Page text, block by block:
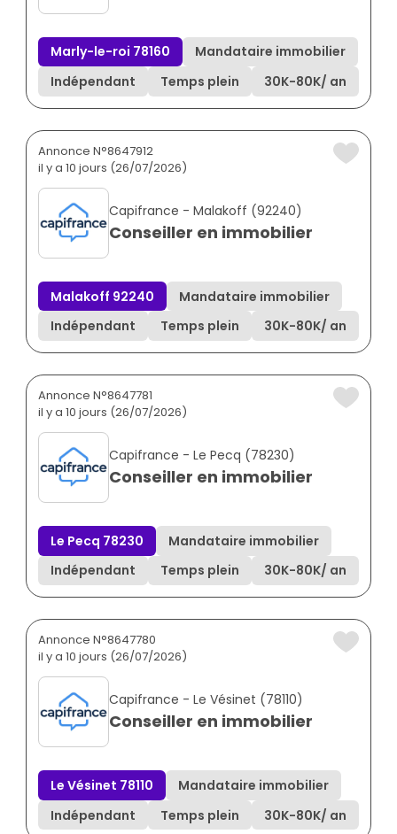
Marly-le-roi 78160
Mandataire immobilier
Indépendant
Temps plein 30K-80K/ an
Annonce N°8647912
il y a 10 jours (26/07/2026)
Capifrance - Malakoff (92240)
Conseiller en immobilier
Malakoff 92240
Mandataire immobilier
Indépendant
Temps plein 30K-80K/ an
Annonce N°8647781
il y a 10 jours (26/07/2026)
Capifrance - Le Pecq (78230)
Conseiller en immobilier
Le Pecq 78230
Mandataire immobilier
Indépendant
Temps plein 30K-80K/ an
Annonce N°8647780
il y a 10 jours (26/07/2026)
Capifrance - Le Vésinet (78110)
Conseiller en immobilier
Le Vésinet 78110
Mandataire immobilier
Indépendant
Temps plein 30K-80K/ an